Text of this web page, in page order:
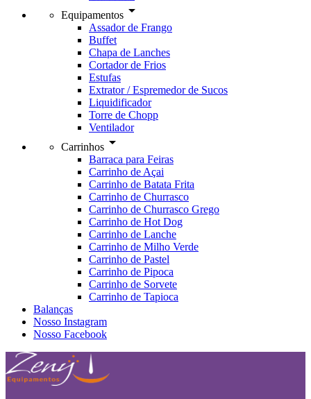
Equipamentos arrow_drop_down
Assador de Frango
Buffet
Chapa de Lanches
Cortador de Frios
Estufas
Extrator / Espremedor de Sucos
Liquidificador
Torre de Chopp
Ventilador
Carrinhos arrow_drop_down
Barraca para Feiras
Carrinho de Açai
Carrinho de Batata Frita
Carrinho de Churrasco
Carrinho de Churrasco Grego
Carrinho de Hot Dog
Carrinho de Lanche
Carrinho de Milho Verde
Carrinho de Pastel
Carrinho de Pipoca
Carrinho de Sorvete
Carrinho de Tapioca
Balanças
Nosso Instagram
Nosso Facebook